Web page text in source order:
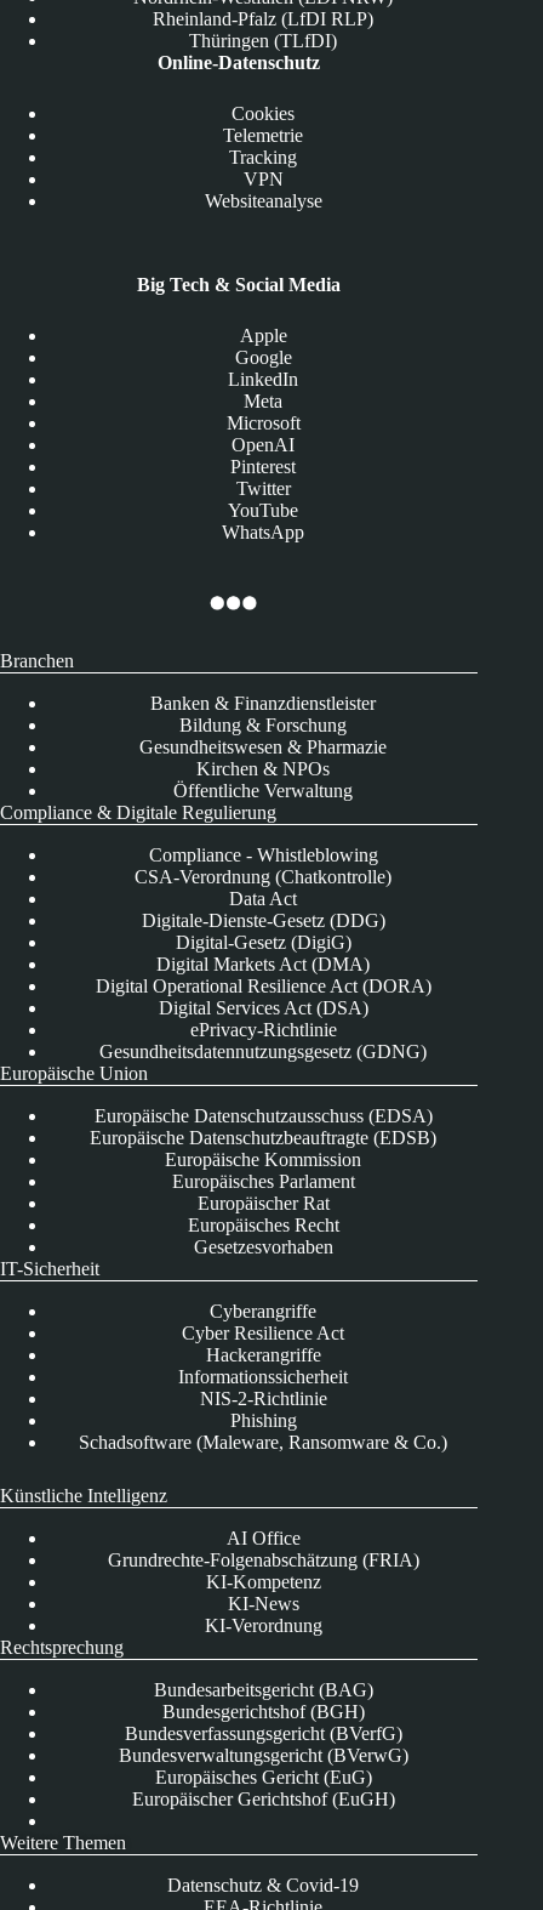
Rheinland-Pfalz (LfDI RLP)
Thüringen (TLfDI)
Online-Datenschutz
Cookies
Telemetrie
Tracking
VPN
Websiteanalyse
Big Tech & Social Media
Apple
Google
LinkedIn
Meta
Microsoft
OpenAI
Pinterest
Twitter
YouTube
WhatsApp
Branchen
Banken & Finanzdienstleister
Bildung & Forschung
Gesundheitswesen & Pharmazie
Kirchen & NPOs
Öffentliche Verwaltung
Compliance & Digitale Regulierung
Compliance - Whistleblowing
CSA-Verordnung (Chatkontrolle)
Data Act
Digitale-Dienste-Gesetz (DDG)
Digital-Gesetz (DigiG)
Digital Markets Act (DMA)
Digital Operational Resilience Act (DORA)
Digital Services Act (DSA)
ePrivacy-Richtlinie
Gesundheitsdatennutzungsgesetz (GDNG)
Europäische Union
Europäische Datenschutzausschuss (EDSA)
Europäische Datenschutzbeauftragte (EDSB)
Europäische Kommission
Europäisches Parlament
Europäischer Rat
Europäisches Recht
Gesetzesvorhaben
IT-Sicherheit
Cyberangriffe
Cyber Resilience Act
Hackerangriffe
Informationssicherheit
NIS-2-Richtlinie
Phishing
Schadsoftware (Maleware, Ransomware & Co.)
Künstliche Intelligenz
AI Office
Grundrechte-Folgenabschätzung (FRIA)
KI-Kompetenz
KI-News
KI-Verordnung
Rechtsprechung
Bundesarbeitsgericht (BAG)
Bundesgerichtshof (BGH)
Bundesverfassungsgericht (BVerfG)
Bundesverwaltungsgericht (BVerwG)
Europäisches Gericht (EuG)
Europäischer Gerichtshof (EuGH)
Weitere Themen
Datenschutz & Covid-19